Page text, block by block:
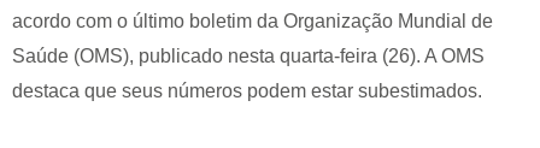
acordo com o último boletim da Organização Mundial de
Saúde (OMS), publicado nesta quarta-feira (26). A OMS
destaca que seus números podem estar subestimados.